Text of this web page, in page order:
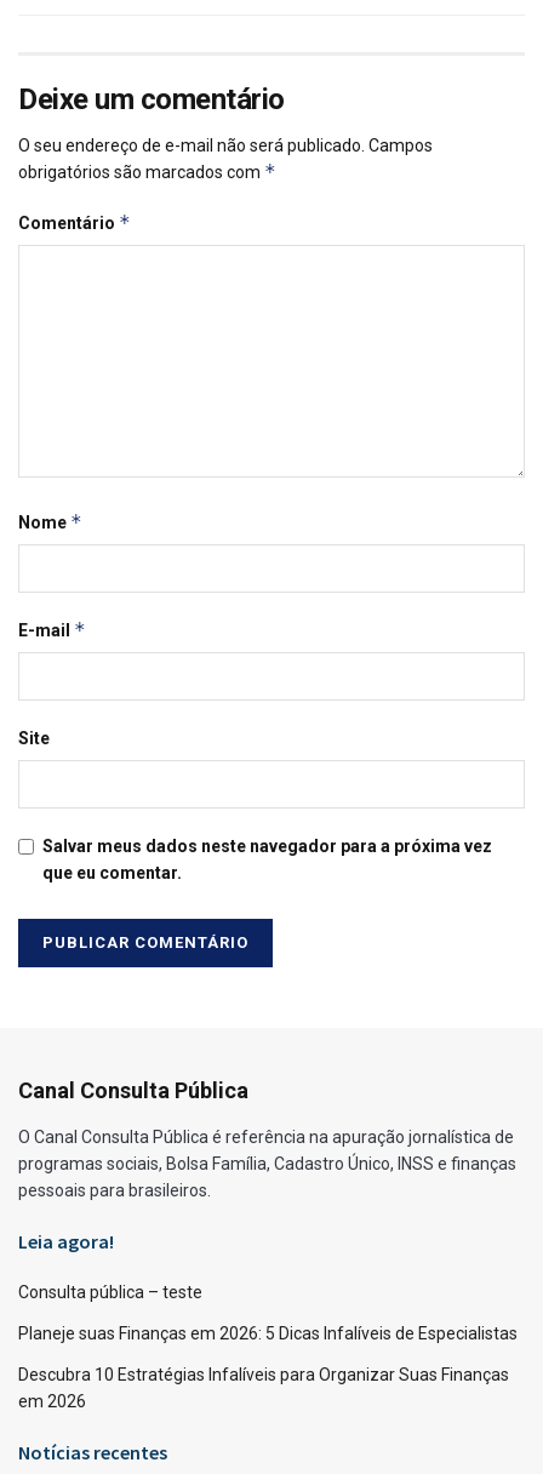
Deixe um comentário
O seu endereço de e-mail não será publicado. Campos
obrigatórios são marcados com *
Comentário *
Nome *
E-mail *
Site
Salvar meus dados neste navegador para a próxima vez
que eu comentar.
Canal Consulta Pública
O Canal Consulta Pública é referência na apuração jornalística de
programas sociais, Bolsa Família, Cadastro Único, INSS e finanças
pessoais para brasileiros.
Leia agora!
Consulta pública – teste
Planeje suas Finanças em 2026: 5 Dicas Infalíveis de Especialistas
Descubra 10 Estratégias Infalíveis para Organizar Suas Finanças
em 2026
Notícias recentes